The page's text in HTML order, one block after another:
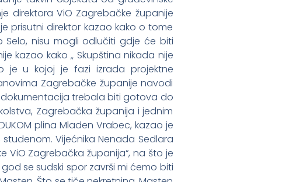
direktora ViO Zagrebačke županije
prisutni direktor kazao kako o tome
Selo, nisu mogli odlučiti gdje će biti
kazao kako „ Skupština nikada nije
je u kojoj je fazi izrada projektne
Zagrebačke županije navodi
dokumentacija trebala biti gotova do
Zagrebačka županija i jednim
plina Mladen Vrabec, kazao je
Vijećnika Nenada Sedlara
ViO Zagrebačka županija“, na što je
se sudski spor završi mi ćemo biti